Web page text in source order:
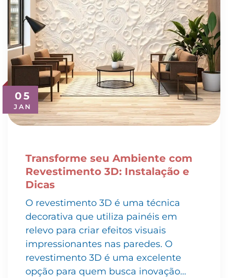
05
JAN
Transforme seu Ambiente com
Revestimento 3D: Instalação e
Dicas
O revestimento 3D é uma técnica
decorativa que utiliza painéis em
relevo para criar efeitos visuais
impressionantes nas paredes. O
revestimento 3D é uma excelente
opção para quem busca inovação…